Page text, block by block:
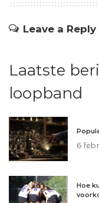
Leave a Reply
Laatste
loopband
6
Hoe